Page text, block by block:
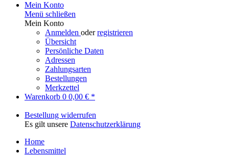
Mein Konto
Menü schließen
Mein Konto
Anmelden oderregistrieren
Übersicht
Persönliche Daten
Adressen
Zahlungsarten
Bestellungen
Merkzettel
Warenkorb 0 0,00 € *
Bestellung widerrufen
Es gilt unsere Datenschutzerklärung
Home
Lebensmittel